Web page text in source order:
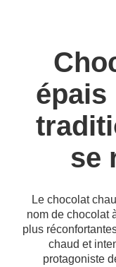
épais
se
Le chocolat
nom de chocolat
plus
chaud et
protagoniste